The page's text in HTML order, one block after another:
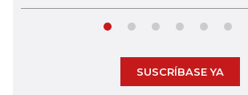
SUSCRÍBASE YA